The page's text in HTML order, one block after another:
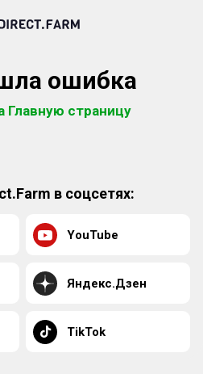
ошибка
Главную страницу
в соцсетях:
YouTube
Яндекс.Дзен
TikTok